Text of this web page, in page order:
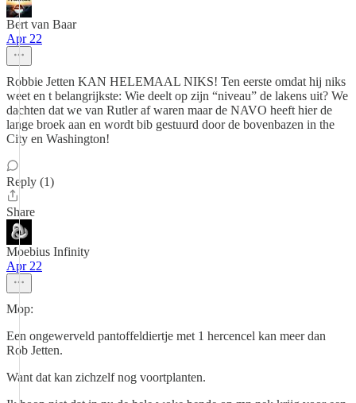
Bert van Baar
Apr 22
Robbie Jetten KAN HELEMAAL NIKS! Ten eerste omdat hij niks
weet en t belangrijkste: Wie deelt op zijn “niveau” de lakens uit? We
dachten dat we van Rutler af waren maar de NAVO heeft hier de
lange broek aan en wordt bib gestuurd door de bovenbazen in the
City en Washington!
Reply (1)
Share
Moebius Infinity
Apr 22
Mop:
Een ongewerveld pantoffeldiertje met 1 hercencel kan meer dan
Rob Jetten.
Want dat kan zichzelf nog voortplanten.